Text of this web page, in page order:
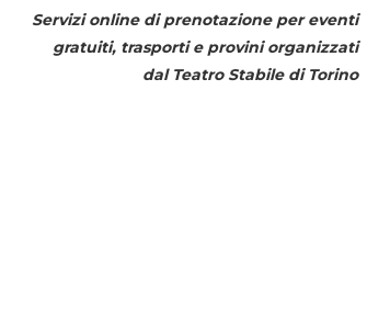
Servizi online di prenotazione per eventi
gratuiti, trasporti e provini organizzati
dal Teatro Stabile di Torino